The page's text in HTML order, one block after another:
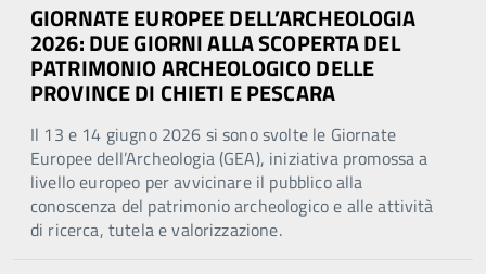
GIORNATE EUROPEE DELL’ARCHEOLOGIA
2026: DUE GIORNI ALLA SCOPERTA DEL
PATRIMONIO ARCHEOLOGICO DELLE
PROVINCE DI CHIETI E PESCARA
Il 13 e 14 giugno 2026 si sono svolte le Giornate
Europee dell’Archeologia (GEA), iniziativa promossa a
livello europeo per avvicinare il pubblico alla
conoscenza del patrimonio archeologico e alle attività
di ricerca, tutela e valorizzazione.